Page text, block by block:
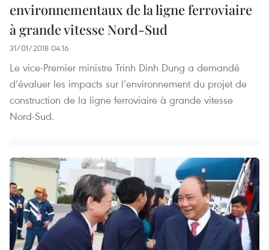
environnementaux de la ligne ferroviaire
à grande vitesse Nord-Sud
31/01/2018 04:16
Le vice-Premier ministre Trinh Dinh Dung a demandé
d’évaluer les impacts sur l’environnement du projet de
construction de la ligne ferroviaire à grande vitesse
Nord-Sud.